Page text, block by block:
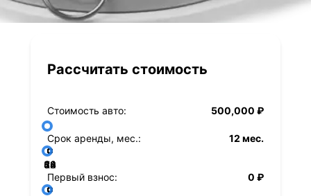
Рассчитать стоимость
Стоимость авто: 500,000 ₽
Срок аренды, мес.: 12 мес.
12
24
36
48
60
72
84
Первый взнос:
0 ₽